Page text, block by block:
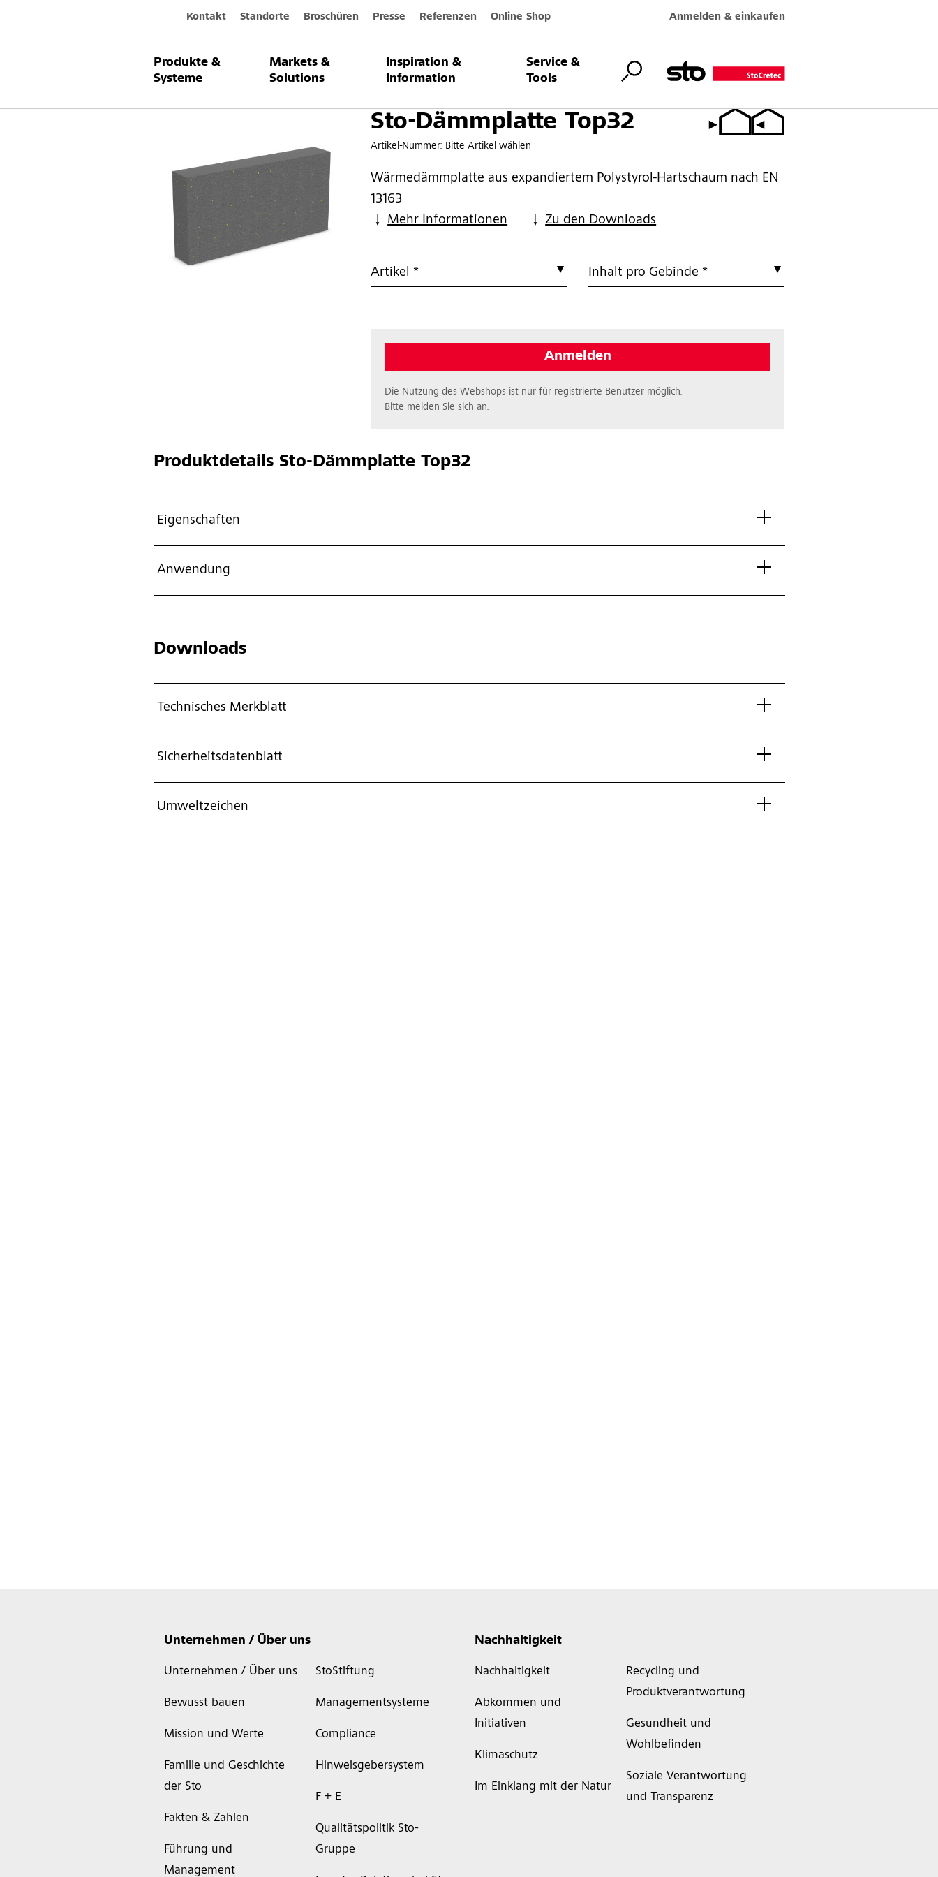
Kontakt Standorte Broschüren Presse Referenzen Online Shop Anmelden & einkaufen
Produkte &
Systeme
Markets &
Solutions
Inspiration &
Information
Service &
Tools
Produkte & Systeme Sto-Dämmplatte Top32
Sto-Dämmplatte Top32
Artikel-Nummer: Bitte Artikel wählen
Wärmedämmplatte aus expandiertem Polystyrol-Hartschaum nach EN
13163
Mehr Informationen
Zu den Downloads
Artikel * Inhalt pro Gebinde *
Anmelden
Die Nutzung des Webshops ist nur für registrierte Benutzer möglich.
Bitte melden Sie sich an.
ProduktdetailsSto-Dämmplatte Top32
Eigenschaften
Anwendung
Downloads
Technisches Merkblatt
Sicherheitsdatenblatt
Umweltzeichen
Unternehmen / Über uns
Unternehmen / Über uns
Bewusst bauen
Mission und Werte
Familie und Geschichte
der Sto
Fakten & Zahlen
Führung und
Management
StoStiftung
Managementsysteme
Compliance
Hinweisgebersystem
F + E
Qualitätspolitik Sto-
Gruppe
Nachhaltigkeit
Nachhaltigkeit
Abkommen und
Initiativen
Klimaschutz
Im Einklang mit der Natur
Recycling und
Produktverantwortung
Gesundheit und
Wohlbefinden
Soziale Verantwortung
und Transparenz